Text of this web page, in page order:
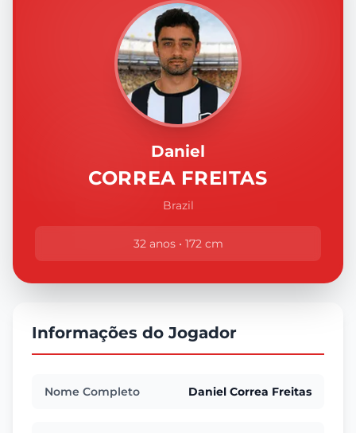
Daniel
CORREA FREITAS
Brazil
32 anos • 172 cm
Informações do Jogador
Nome Completo Daniel Correa Freitas